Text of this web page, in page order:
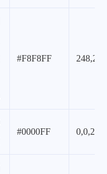
#F8F8FF
#0000FF 0,0,255